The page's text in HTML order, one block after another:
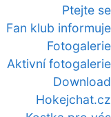
Ptejte se
Fan klub informuje
Fotogalerie
Aktivní fotogalerie
Download
Hokejchat.cz